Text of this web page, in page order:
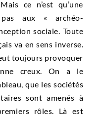
ce n’est qu’une
pas aux « archéo-
sociale. Toute
va en sens inverse.
toujours provoquer
creux. On a le
que les sociétés
sont amenés à
rôles. Là est